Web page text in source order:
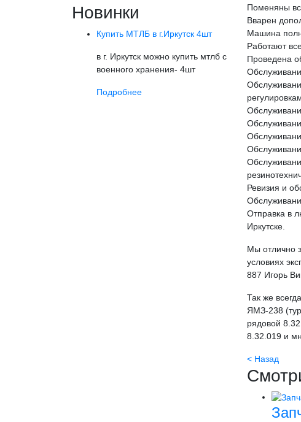
Новинки
Купить МТЛБ в г.Иркутск 4шт
в г. Иркутск можно купить мтлб с
военного хранения- 4шт
Подробнее
Поменяны
Вварен
Машина
Работают
Проведена
Ревизия и
Отправка в
Иркутске.
Мы отлично
условиях
887 Игорь
Так же
ЯМЗ-238
рядовой
8.32.019 и
< Назад